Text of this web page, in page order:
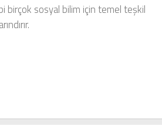
birçok sosyal bilim için temel teşkil